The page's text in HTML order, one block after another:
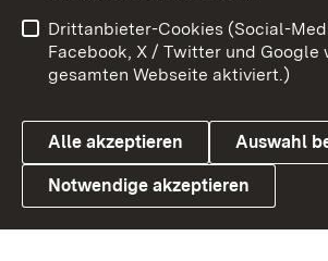
Link zum Landesportal
Barrierefreiheit
Cookies
Drittanbieter-Cookies (Social-
Facebook, X / Twitter und Google
gesamten Webseite aktiviert.)
Alle akzeptieren Auswahl
Notwendige akzeptieren